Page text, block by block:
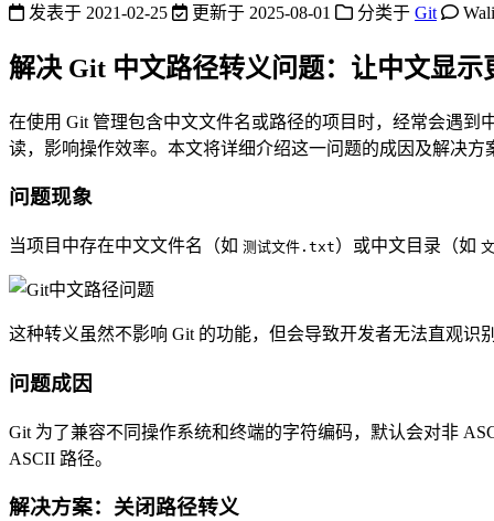
发表于 2021-02-25 更新于 2025-08-01 分类于 Git
解决 Git 中文路径转义问题：让中文显示
在使用 Git 管理包含中文文件名或路径的项目时，经常会遇到
读，影响操作效率。本文将详细介绍这一问题的成因及解决方
问题现象
当项目中存在中文文件名（如 测试文件.txt）或中文目录（如
这种转义虽然不影响 Git 的功能，但会导致开发者无法直观识
问题成因
Git 为了兼容不同操作系统和终端的字符编码，默认会对非
ASCII 路径。
解决方案：关闭路径转义